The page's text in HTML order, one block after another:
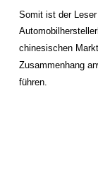
Somit ist der
chinesischen
Zusammenhang
führen.